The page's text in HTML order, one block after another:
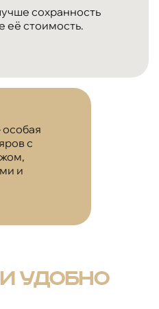
сохранность
её стоимость.
с
и
и удобно